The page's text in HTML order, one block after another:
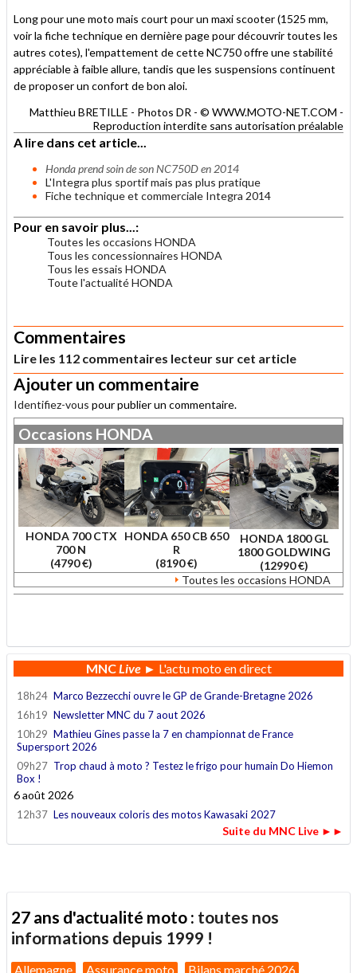
Long pour une moto mais court pour un maxi scooter (1525 mm,
voir la fiche technique en dernière page pour découvrir toutes les
autres cotes), l'empattement de cette NC750 offre une stabilité
appréciable à faible allure, tandis que les suspensions continuent
de proposer un confort de bon aloi.
Matthieu BRETILLE - Photos DR - © WWW.MOTO-NET.COM -
Reproduction interdite sans autorisation préalable
A lire dans cet article...
Honda prend soin de son NC750D en 2014
L'Integra plus sportif mais pas plus pratique
Fiche technique et commerciale Integra 2014
Pour en savoir plus...:
Toutes les occasions HONDA
Tous les concessionnaires HONDA
Tous les essais HONDA
Toute l'actualité HONDA
Commentaires
Lire les 112 commentaires lecteur sur cet article
Ajouter un commentaire
Identifiez-vous pour publier un commentaire.
Occasions HONDA
HONDA 700 CTX
700 N
(4790 €)
HONDA 650 CB 650
R
(8190 €)
HONDA 1800 GL
1800 GOLDWING
(12990 €)
Toutes les occasions HONDA
MNCLive► L'actu moto en direct
18h24 Marco Bezzecchi ouvre le GP de Grande-Bretagne 2026
16h19 Newsletter MNC du 7 aout 2026
10h29 Mathieu Gines passe la 7 en championnat de France
Supersport 2026
09h27 Trop chaud à moto ? Testez le frigo pour humain Do Hiemon
Box !
6 août 2026
12h37 Les nouveaux coloris des motos Kawasaki 2027
Suite du MNC Live ►►
27 ans d'actualité moto : toutes nos
informations depuis 1999 !
Allemagne Assurance moto Bilans marché 2026